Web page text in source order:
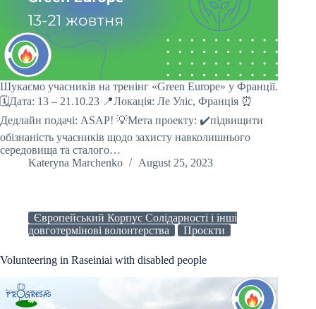
Шукаємо учасників на тренінг «Green Europe» у Франції.
🗓️Дата: 13 – 21.10.23 📍Локація: Ле Уліс, Франція ⏰
Дедлайн подачі: ASAP! 💡Мета проекту: ✔️підвищити
обізнаність учасників щодо захисту навколишнього
середовища та сталого…
Kateryna Marchenko
August 25, 2023
Європейський Корпус Солідарності і інші
довготермінові волонтерства
Проєкти
Volunteering in Raseiniai with disabled people